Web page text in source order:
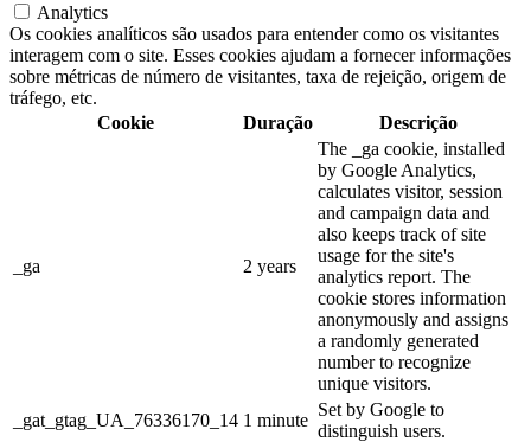
Analytics
Os cookies analíticos são usados para entender como os visitantes
interagem com o site. Esses cookies ajudam a fornecer informações
sobre métricas de número de visitantes, taxa de rejeição, origem de
tráfego, etc.
Cookie
Duração Descrição
_ga 2 years
The _ga cookie, installed
by Google Analytics,
calculates visitor, session
and campaign data and
also keeps track of site
usage for the site's
analytics report. The
cookie stores information
anonymously and assigns
a randomly generated
number to recognize
unique visitors.
_gat_gtag_UA_76336170_14 1 minute
Set by Google to
distinguish users.